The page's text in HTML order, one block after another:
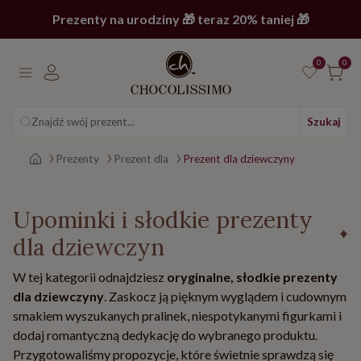
Prezenty na urodziny 🎁 teraz 20% taniej 🎁
0 0
Znajdź swój prezent... Szukaj
Strona główna
Prezenty Prezent dla Prezent dla dziewczyny
Upominki i słodkie prezenty
dla dziewczyn
W tej kategorii odnajdziesz oryginalne, słodkie prezenty
dla dziewczyny. Zaskocz ją pięknym wyglądem i cudownym
smakiem wyszukanych pralinek, niespotykanymi figurkami i
dodaj romantyczną dedykację do wybranego produktu.
Przygotowaliśmy propozycje, które świetnie sprawdzą się